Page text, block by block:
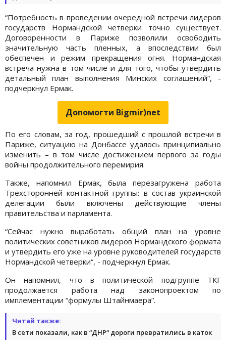
“Потребность в проведении очередной встречи лидеров
государств Нормандской четверки точно существует.
Договоренности в Париже позволили освободить
значительную часть пленных, а впоследствии был
обеспечен и режим прекращения огня. Нормандская
встреча нужна в том числе и для того, чтобы утвердить
детальный план выполнения Минских соглашений“, -
подчеркнул Ермак.
Допомогти Bigmir)net
По его словам, за год, прошедший с прошлой встречи в
Париже, ситуацию на Донбассе удалось принципиально
изменить – в том числе достижением первого за годы
войны продолжительного перемирия.
Также, напомнил Ермак, была перезагружена работа
Трехсторонней контактной группы: в состав украинской
делегации были включены действующие члены
правительства и парламента.
“Сейчас нужно выработать общий план на уровне
политических советников лидеров Нормандского формата
и утвердить его уже на уровне руководителей государств
Нормандской четверки“, - подчеркнул Ермак.
Он напомнил, что в политической подгруппе ТКГ
продолжается работа над законопроектом по
имплементации “формулы Штайнмаера“.
Читай также:
В сети показали, как в “ДНР“ дороги превратились в каток